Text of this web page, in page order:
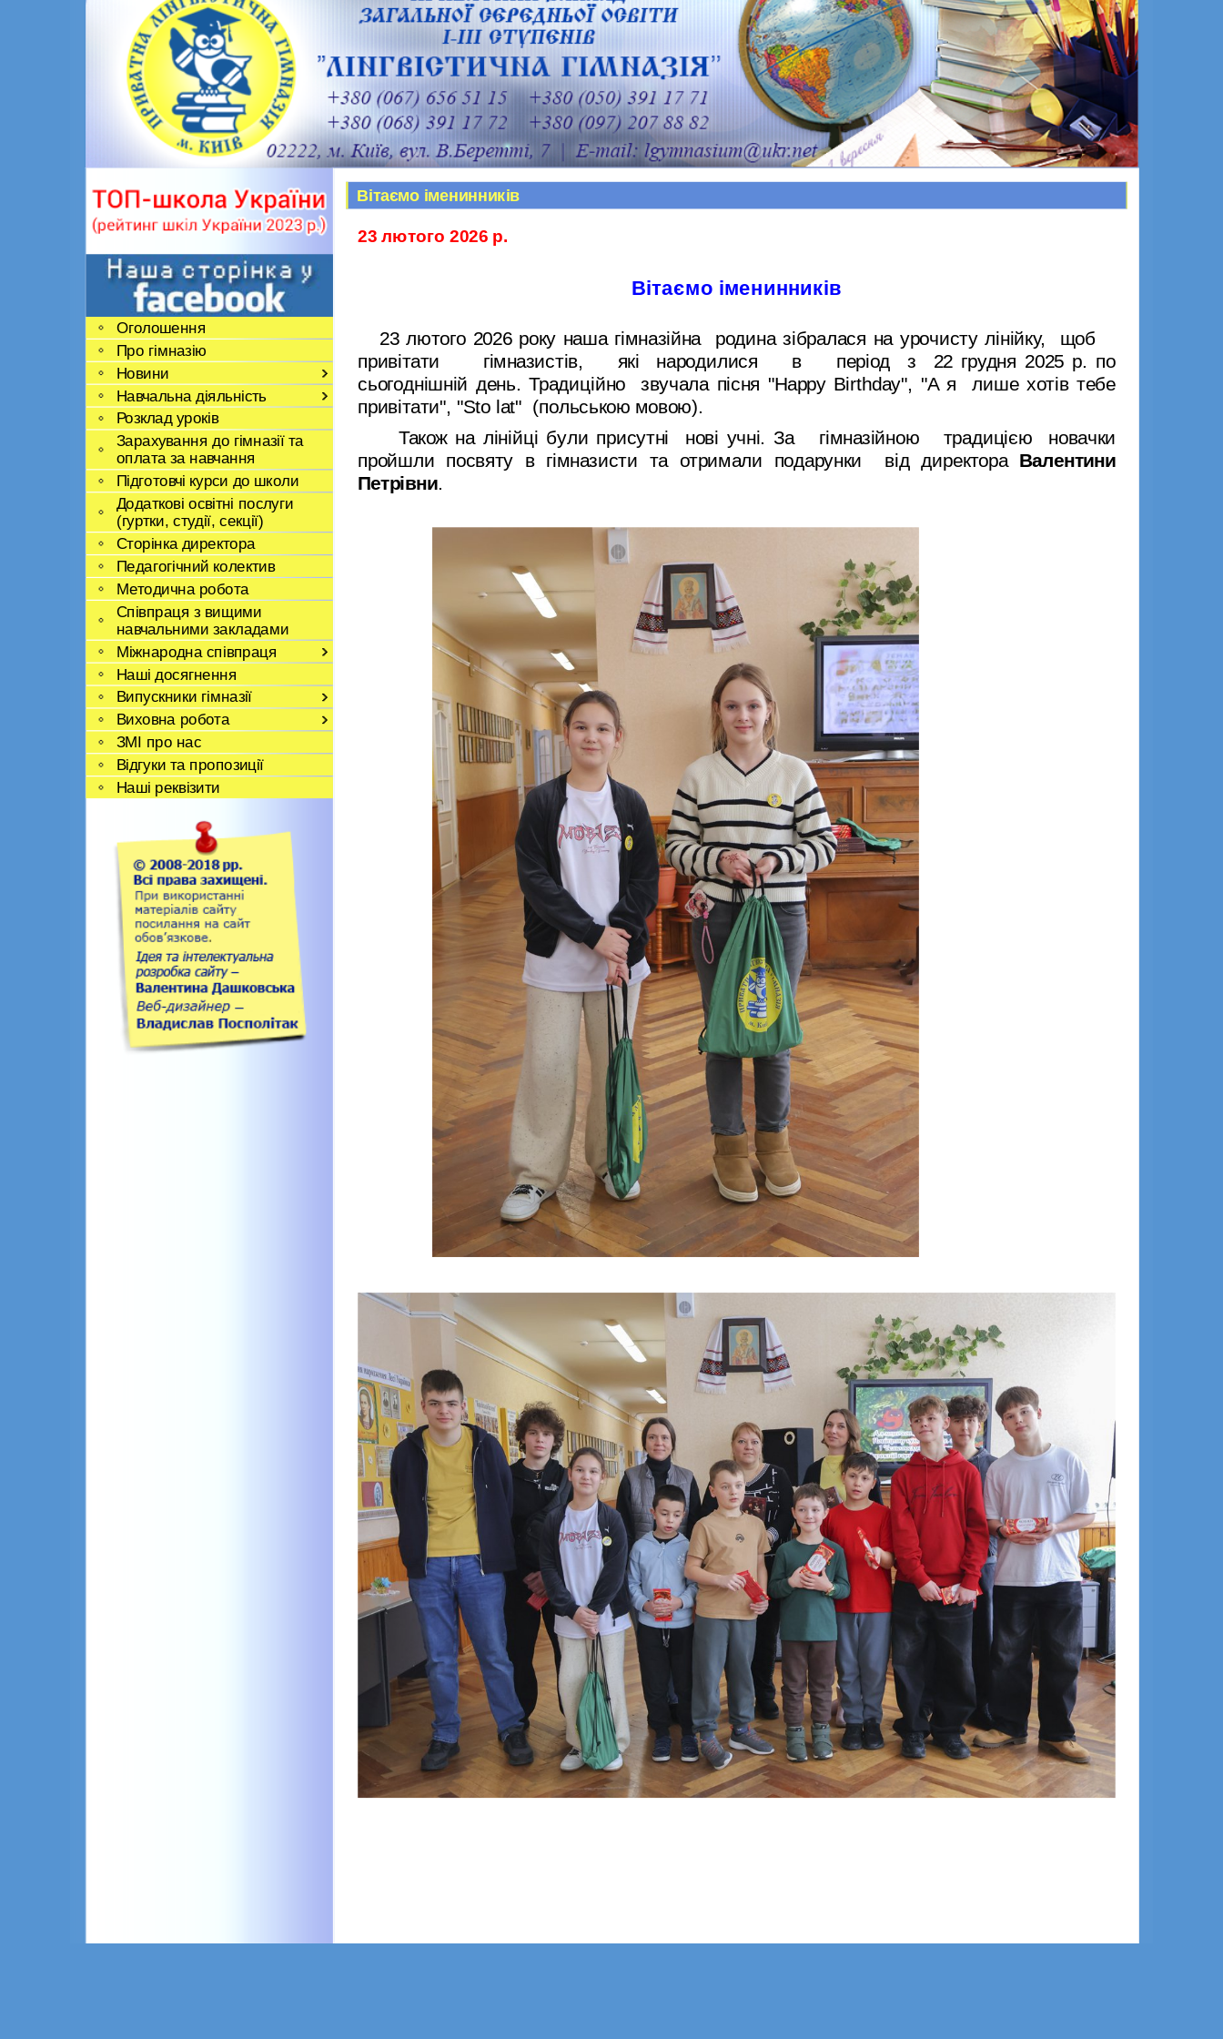
Оголошення
Про гімназію
Новини
Навчальна діяльність
Розклад уроків
Зарахування до гімназії та
оплата за навчання
Підготовчі курси до школи
Додаткові освітні послуги
(гуртки, студії, секції)
Сторінка директора
Педагогічний колектив
Методична робота
Співпраця з вищими
навчальними закладами
Міжнародна співпраця
Наші досягнення
Випускники гімназії
Виховна робота
ЗМІ про нас
Відгуки та пропозиції
Наші реквізити
Вітаємо іменинників
23 лютого 2026 р.
Вітаємо іменинників
23 лютого 2026 року наша гімназійна родина зібралася на урочисту лінійку, щоб
привітати гімназистів, які народилися в період з 22 грудня 2025 р. по
сьогоднішній день. Традиційно звучала пісня "Happy Birthday", "А я лише хотів тебе
привітати", "Sto lat" (польською мовою).
Також на лінійці були присутні нові учні. За гімназійною традицією новачки
пройшли посвяту в гімназисти та отримали подарунки від директораВалентини
Петрівни.